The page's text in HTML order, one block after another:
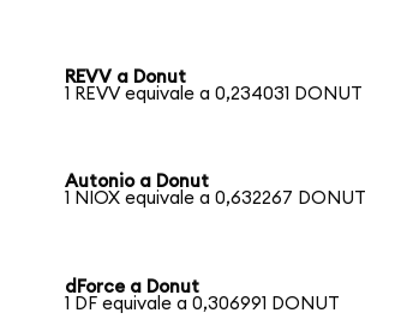
REVV a Donut
1 REVV equivale a 0,234031 DONUT
Autonio a Donut
1 NIOX equivale a 0,632267 DONUT
dForce a Donut
1 DF equivale a 0,306991 DONUT